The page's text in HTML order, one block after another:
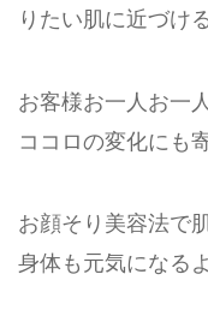
りたい肌に近づけ
お客様お一人お一
ココロの変化にも
お顔そり美容法で
身体も元気になる